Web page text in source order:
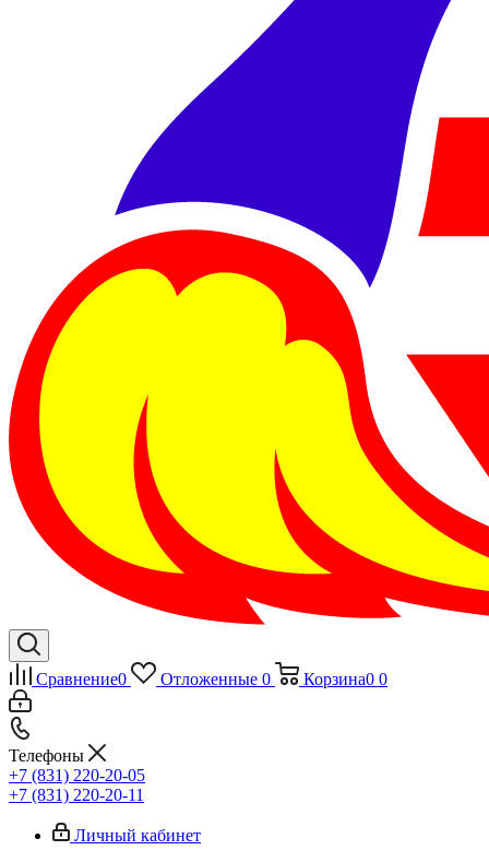
Сравнение0 Отложенные 0 Корзина0 0
Телефоны
+7 (831) 220-20-05
+7 (831) 220-20-11
Личный кабинет